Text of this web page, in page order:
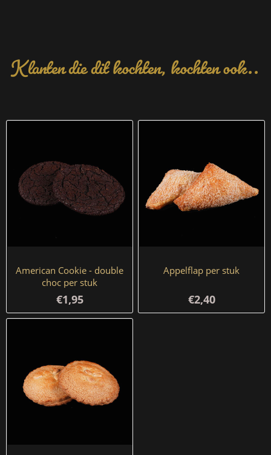
Klanten die dit kochten, kochten ook..
American Cookie - double
choc per stuk
€1,95
Appelflap per stuk
€2,40